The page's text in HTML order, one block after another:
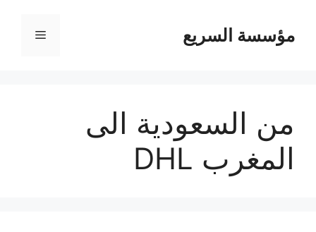
مؤسسة السريع القائمة
من السعودية الى
المغرب DHL